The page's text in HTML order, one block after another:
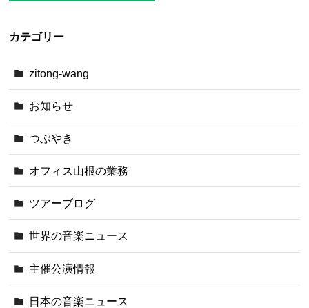
カテゴリー
zitong-wang
お知らせ
つぶやき
オフィス山根の業務
ツアーブログ
世界の音楽ニュース
主催公演情報
日本の音楽ニュース